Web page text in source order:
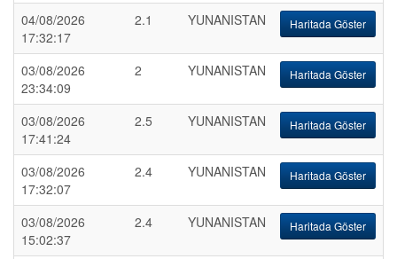
04/08/2026
17:32:17
2.1 YUNANISTAN Haritada Göster
03/08/2026
23:34:09
2 YUNANISTAN Haritada Göster
03/08/2026
17:41:24
2.5 YUNANISTAN Haritada Göster
03/08/2026
17:32:07
2.4 YUNANISTAN Haritada Göster
03/08/2026
15:02:37
2.4 YUNANISTAN Haritada Göster